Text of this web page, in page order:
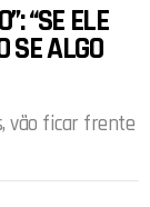
“SE ELE
SE ALGO
vão ficar frente